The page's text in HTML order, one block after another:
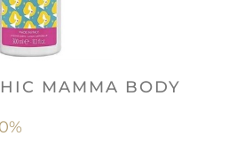
MAMMA BODY